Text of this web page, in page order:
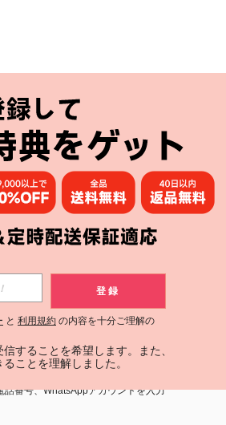
購読
登録する
番号、WhatsAppアカウントを入力
登録
と 利用規約 の内容を十分ご理解の
することを希望します。また、
ことを理解しました。